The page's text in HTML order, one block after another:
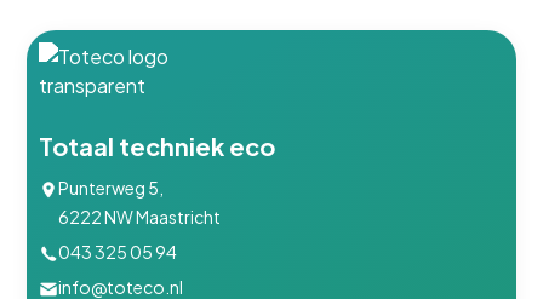
Vragen?
Neem contact op
Totaal techniek eco
Punterweg 5,
6222 NW Maastricht
043 325 05 94
info@toteco.nl